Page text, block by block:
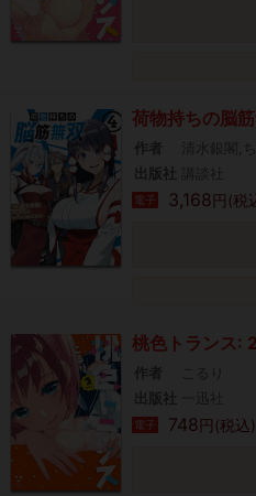
荷物持ちの脳
作者
清水銀閣,
出版社
講談社
電子 3,168円(税
桃色トランス: 2
電子 748円(税込)